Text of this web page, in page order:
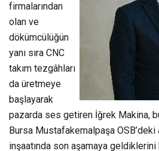
firmalarından
olan ve
dökümcülüğün
yanı sıra CNC
takım tezgâhları
da üretmeye
başlayarak
pazarda ses getiren İğrek Makina,
Bursa Mustafakemalpaşa OSB’deki
inşaatında son aşamaya